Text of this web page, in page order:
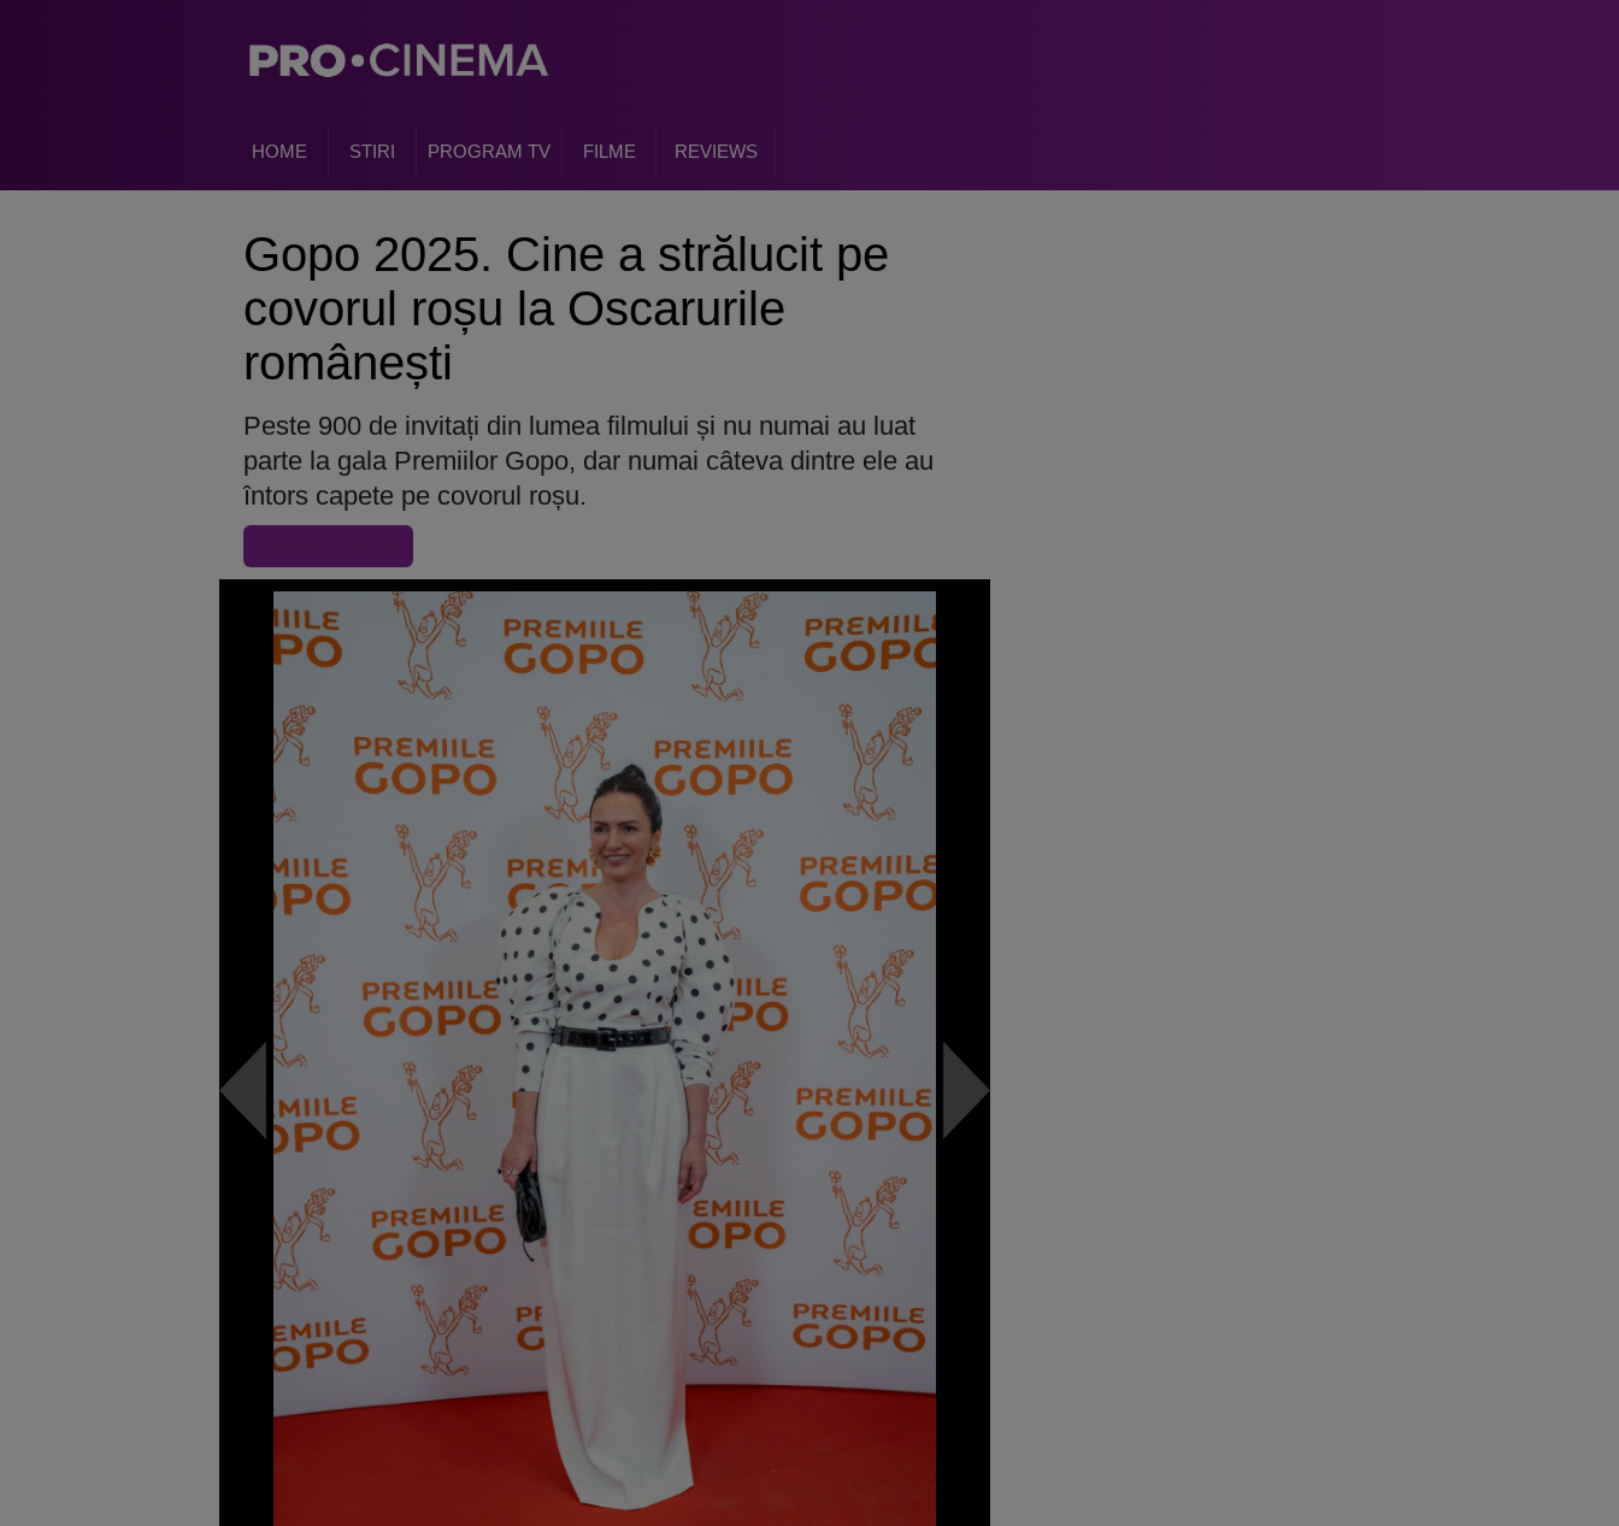
HOME STIRI PROGRAM TV FILME REVIEWS
Gopo 2025. Cine a strălucit pe
covorul roșu la Oscarurile
românești
Peste 900 de invitați din lumea filmului și nu numai au luat
parte la gala Premiilor Gopo, dar numai câteva dintre ele au
întors capete pe covorul roșu.